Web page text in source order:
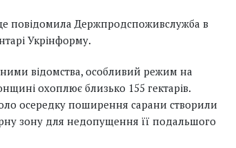
повідомила Держпродспоживслужба в
Укрінформу.
відомства, особливий режим на
охоплює близько 155 гектарів.
осередку поширення сарани створили
зону для недопущення її подальшого